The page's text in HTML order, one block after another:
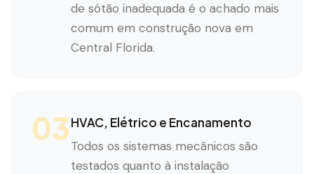
de sótão inadequada é o achado mais
comum em construção nova em
Central Florida.
03HVAC, Elétrico e Encanamento
Todos os sistemas mecânicos são
testados quanto à instalação